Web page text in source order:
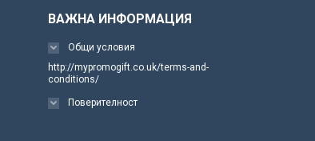
ВАЖНА ИНФОРМАЦИЯ
Общи условия
http://mypromogift.co.uk/terms-and-
conditions/
Поверителност